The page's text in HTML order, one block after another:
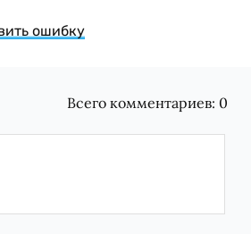
ошибку
Всего комментариев: 0